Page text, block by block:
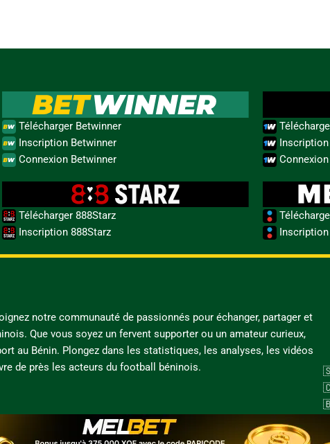
Télécharger Betwinner
Inscription Betwinner
Connexion Betwinner
Télécharger 888Starz
Inscription 888Starz
notre communauté de passionnés pour échanger, partager et
Que vous soyez un fervent supporter ou un amateur curieux,
au Bénin. Plongez dans les statistiques, les analyses, les vidéos
de près les acteurs du football béninois.